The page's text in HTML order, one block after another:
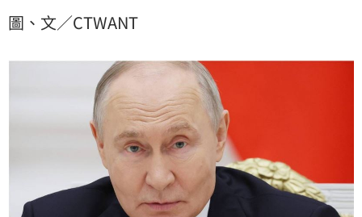
圖、文／CTWANT